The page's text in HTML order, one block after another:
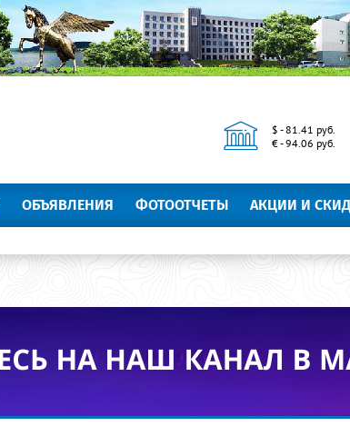
$ - 81.41 руб.
€ - 94.06 руб.
ОБЪЯВЛЕНИЯ ФОТООТЧЕТЫ АКЦИИ И